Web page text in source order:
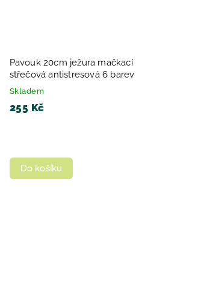
Pavouk 20cm ježura mačkací
střečová antistresová 6 barev
Skladem
255 Kč
Do košíku